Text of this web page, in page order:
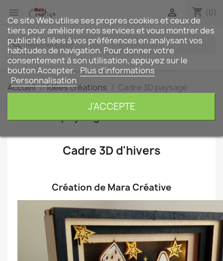
 shopping_cart (0)

search
Accueil Idées créations
Cadre 3D paysage
Cadre 3D paysage d'hivers
Cadre 3D d'hivers
Création de Mara Créative
Ce site Web utilise ses propres cookies et ceux de
tiers pour améliorer nos services et vous montrer des
publicités liées à vos préférences en analysant vos
habitudes de navigation. Pour donner votre
consentement à son utilisation, appuyez sur le
bouton Accepter. Plus d'informations
Personnalisation
J'ACCEPTE